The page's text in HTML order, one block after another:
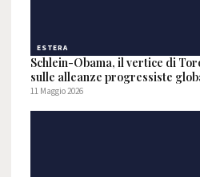
ESTERA
Schlein-Obama, il vertice di
sulle alleanze progressiste
11 Maggio 2026